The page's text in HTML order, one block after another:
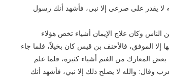
لا يقدر على صرعي إلا نبي، فأشهد أنك رسول
وكان علاج الإيمان أشياء تخص هؤلاء
الموفق، فالأحنف بن قيس كان بخيلاً، فلما جاء
المعارك من الغنم أشياء كثيرة، فلما علم
وقال: والله لا يصلح ذلك إلا نبي، فأشهد أنك